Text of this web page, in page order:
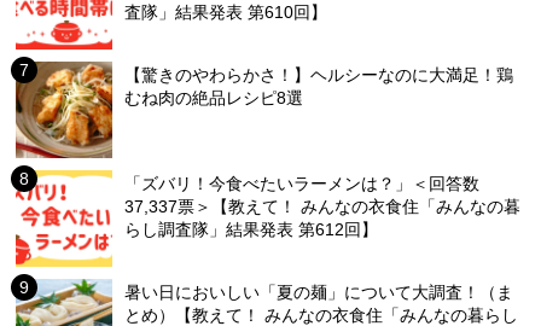
査隊」結果発表 第610回】
【驚きのやわらかさ！】ヘルシーなのに大満足！鶏
むね肉の絶品レシピ8選
「ズバリ！今食べたいラーメンは？」＜回答数
37,337票＞【教えて！ みんなの衣食住「みんなの暮
らし調査隊」結果発表 第612回】
暑い日においしい「夏の麺」について大調査！（ま
とめ）【教えて！ みんなの衣食住「みんなの暮らし